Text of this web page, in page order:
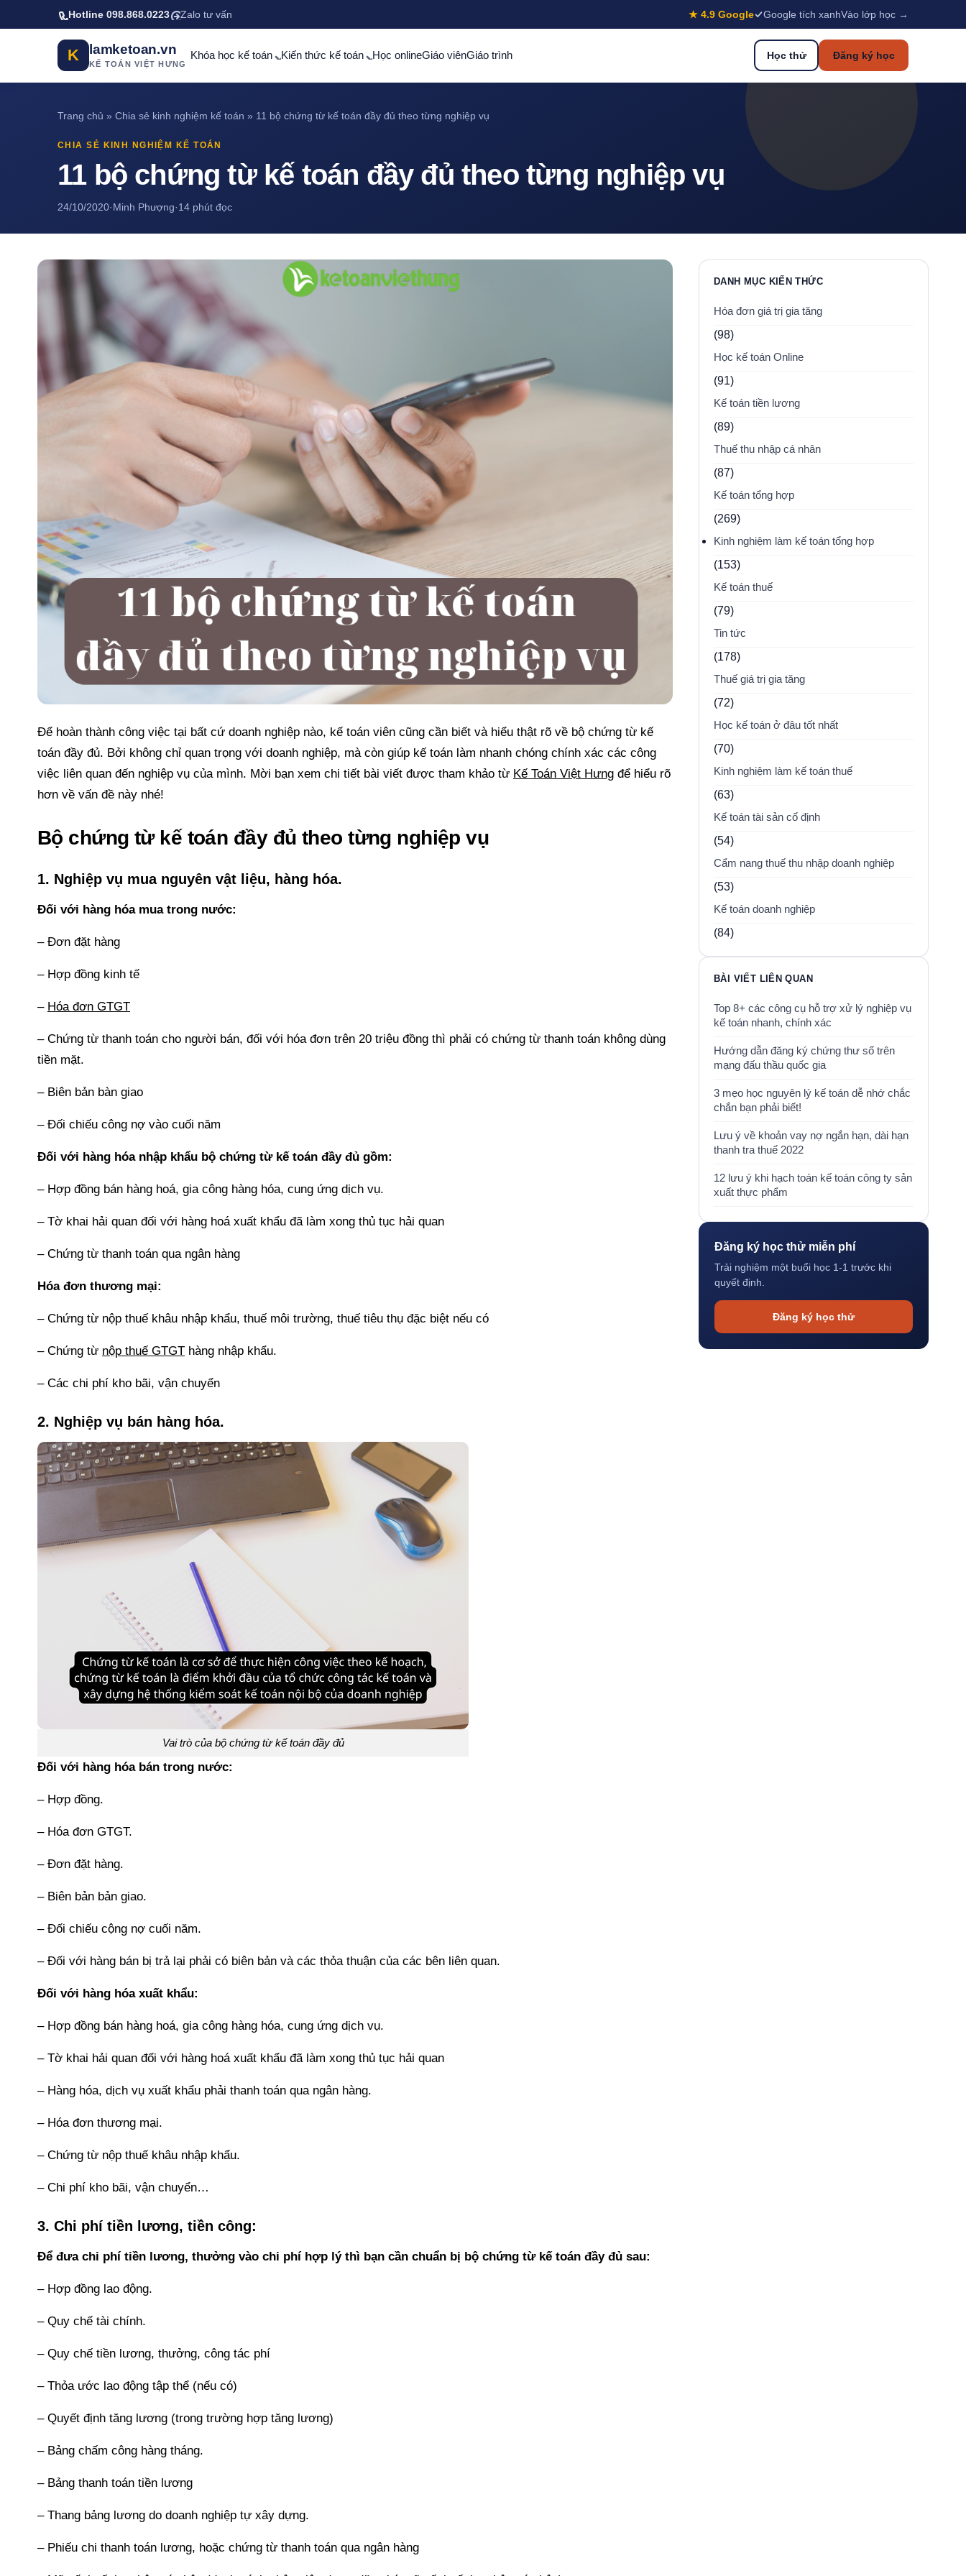
Bỏ qua tới nội dung chính
Hotline 098.868.0223 Zalo tư vấn ★ 4.9 Google Google tích xanhVào lớp học →
K lamketoan.vn
KẾ TOÁN VIỆT HƯNG
Khóa học kế toán Kiến thức kế toán Học onlineGiáo viênGiáo trình Học thử Đăng ký học
Trang chủ » Chia sẻ kinh nghiệm kế toán » 11 bộ chứng từ kế toán đầy đủ theo từng nghiệp vụ
CHIA SẺ KINH NGHIỆM KẾ TOÁN
11 bộ chứng từ kế toán đầy đủ theo từng nghiệp vụ
24/10/2020·Minh Phượng·14 phút đọc
Để hoàn thành công việc tại bất cứ doanh nghiệp nào, kế toán viên cũng cần biết và hiểu thật rõ về bộ chứng từ kế
toán đầy đủ. Bởi không chỉ quan trọng với doanh nghiệp, mà còn giúp kế toán làm nhanh chóng chính xác các công
việc liên quan đến nghiệp vụ của mình. Mời bạn xem chi tiết bài viết được tham khảo từ Kế Toán Việt Hưng để hiểu rõ
hơn về vấn đề này nhé!
Bộ chứng từ kế toán đầy đủ theo từng nghiệp vụ
1. Nghiệp vụ mua nguyên vật liệu, hàng hóa.
Đối với hàng hóa mua trong nước:
– Đơn đặt hàng
– Hợp đồng kinh tế
– Hóa đơn GTGT
– Chứng từ thanh toán cho người bán, đối với hóa đơn trên 20 triệu đồng thì phải có chứng từ thanh toán không dùng
tiền mặt.
– Biên bản bàn giao
– Đối chiếu công nợ vào cuối năm
Đối với hàng hóa nhập khẩu bộ chứng từ kế toán đầy đủ gồm:
– Hợp đồng bán hàng hoá, gia công hàng hóa, cung ứng dịch vụ.
– Tờ khai hải quan đối với hàng hoá xuất khẩu đã làm xong thủ tục hải quan
– Chứng từ thanh toán qua ngân hàng
Hóa đơn thương mại:
– Chứng từ nộp thuế khâu nhập khẩu, thuế môi trường, thuế tiêu thụ đặc biệt nếu có
– Chứng từ nộp thuế GTGT hàng nhập khẩu.
– Các chi phí kho bãi, vận chuyển
2. Nghiệp vụ bán hàng hóa.
Vai trò của bộ chứng từ kế toán đầy đủ
Đối với hàng hóa bán trong nước:
– Hợp đồng.
– Hóa đơn GTGT.
– Đơn đặt hàng.
– Biên bản bản giao.
– Đối chiếu cộng nợ cuối năm.
– Đối với hàng bán bị trả lại phải có biên bản và các thỏa thuận của các bên liên quan.
Đối với hàng hóa xuất khẩu:
– Hợp đồng bán hàng hoá, gia công hàng hóa, cung ứng dịch vụ.
– Tờ khai hải quan đối với hàng hoá xuất khẩu đã làm xong thủ tục hải quan
– Hàng hóa, dịch vụ xuất khẩu phải thanh toán qua ngân hàng.
– Hóa đơn thương mại.
– Chứng từ nộp thuế khâu nhập khẩu.
– Chi phí kho bãi, vận chuyển…
3. Chi phí tiền lương, tiền công:
Để đưa chi phí tiền lương, thưởng vào chi phí hợp lý thì bạn cần chuẩn bị bộ chứng từ kế toán đầy đủ sau:
– Hợp đồng lao động.
– Quy chế tài chính.
– Quy chế tiền lương, thưởng, công tác phí
– Thỏa ước lao động tập thể (nếu có)
– Quyết định tăng lương (trong trường hợp tăng lương)
– Bảng chấm công hàng tháng.
– Bảng thanh toán tiền lương
– Thang bảng lương do doanh nghiệp tự xây dựng.
– Phiếu chi thanh toán lương, hoặc chứng từ thanh toán qua ngân hàng
DANH MỤC KIẾN THỨC
Hóa đơn giá trị gia tăng
(98)
Học kế toán Online
(91)
Kế toán tiền lương
(89)
Thuế thu nhập cá nhân
(87)
Kế toán tổng hợp
(269)
Kinh nghiệm làm kế toán tổng hợp
(153)
Kế toán thuế
(79)
Tin tức
(178)
Thuế giá trị gia tăng
(72)
Học kế toán ở đâu tốt nhất
(70)
Kinh nghiệm làm kế toán thuế
(63)
Kế toán tài sản cố định
(54)
Cẩm nang thuế thu nhập doanh nghiệp
(53)
Kế toán doanh nghiệp
(84)
BÀI VIẾT LIÊN QUAN
Top 8+ các công cụ hỗ trợ xử lý nghiệp vụ
kế toán nhanh, chính xác
Hướng dẫn đăng ký chứng thư số trên
mạng đấu thầu quốc gia
3 mẹo học nguyên lý kế toán dễ nhớ chắc
chắn bạn phải biết!
Lưu ý về khoản vay nợ ngắn hạn, dài hạn
thanh tra thuế 2022
12 lưu ý khi hạch toán kế toán công ty sản
xuất thực phẩm
Đăng ký học thử miễn phí
Trải nghiệm một buổi học 1-1 trước khi
quyết định.
Đăng ký học thử